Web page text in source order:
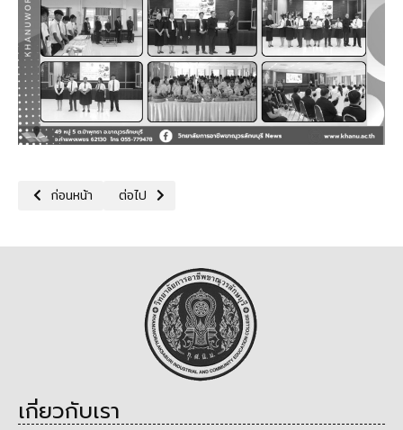
เนื้อหาก่อนหน้า: 19/12/68 นายโชติ เรืองฤทธิ์ ผู้อำนวยการวิทยาลัย มอ
ก่อนหน้า เนื้อหาถัดไป: 3/12/68 การอบรมโครงการ 1 อำเภอ
ต่อไป
เกี่ยวกับเรา